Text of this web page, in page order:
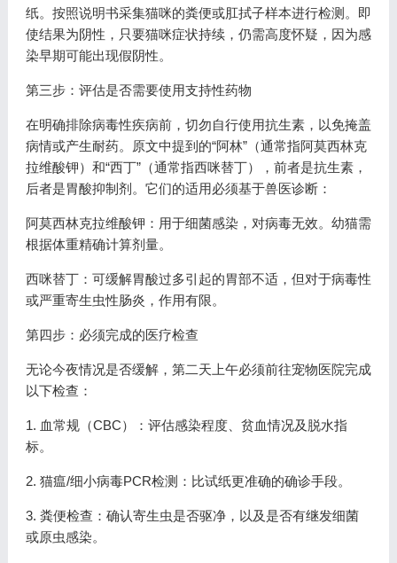
纸。按照说明书采集猫咪的粪便或肛拭子样本进行检测。即
使结果为阴性，只要猫咪症状持续，仍需高度怀疑，因为感
染早期可能出现假阴性。
第三步：评估是否需要使用支持性药物
在明确排除病毒性疾病前，切勿自行使用抗生素，以免掩盖
病情或产生耐药。原文中提到的“阿林”（通常指阿莫西林克
拉维酸钾）和“西丁”（通常指西咪替丁），前者是抗生素，
后者是胃酸抑制剂。它们的适用必须基于兽医诊断：
阿莫西林克拉维酸钾：用于细菌感染，对病毒无效。幼猫需
根据体重精确计算剂量。
西咪替丁：可缓解胃酸过多引起的胃部不适，但对于病毒性
或严重寄生虫性肠炎，作用有限。
第四步：必须完成的医疗检查
无论今夜情况是否缓解，第二天上午必须前往宠物医院完成
以下检查：
1. 血常规（CBC）：评估感染程度、贫血情况及脱水指
标。
2. 猫瘟/细小病毒PCR检测：比试纸更准确的确诊手段。
3. 粪便检查：确认寄生虫是否驱净，以及是否有继发细菌
或原虫感染。